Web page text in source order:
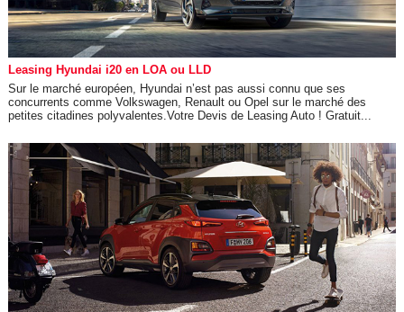
Leasing Hyundai i20 en LOA ou LLD
Sur le marché européen, Hyundai n’est pas aussi connu que ses
concurrents comme Volkswagen, Renault ou Opel sur le marché des
petites citadines polyvalentes.Votre Devis de Leasing Auto ! Gratuit...